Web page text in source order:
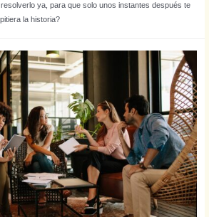
ya, para que solo unos instantes después te
la historia?